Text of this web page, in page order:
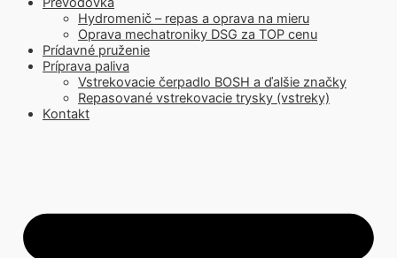
Hydromenič – repas a oprava na mieru
Oprava mechatroniky DSG za TOP cenu
Prídavné pruženie
Príprava paliva
Vstrekovacie čerpadlo BOSH a ďalšie značky
Repasované vstrekovacie trysky (vstreky)
Kontakt